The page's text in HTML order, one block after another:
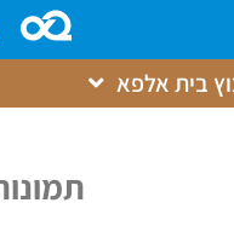
בית אלפא